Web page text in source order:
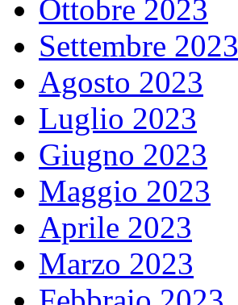
Ottobre 2023
Settembre 2023
Agosto 2023
Luglio 2023
Giugno 2023
Maggio 2023
Aprile 2023
Marzo 2023